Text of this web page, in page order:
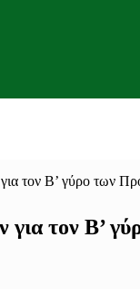
τον Β’ γύρο των
τον Β’